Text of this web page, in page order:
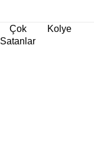
Çok
Satanlar
Kolye